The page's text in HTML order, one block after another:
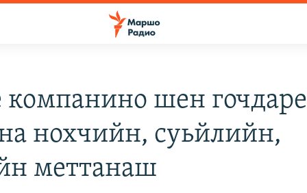
компанино шен гочдаре
нохчийн, суьйлийн,
меттанаш